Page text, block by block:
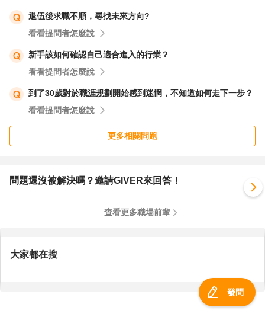
退伍後求職不順，尋找未來方向?
看看提問者怎麼說
新手該如何確認自己適合進入的行業？
看看提問者怎麼說
到了30歲對於職涯規劃開始感到迷惘，不知道如何走下一步？
看看提問者怎麼說
更多相關問題
問題還沒被解決嗎？邀請GIVER來回答！
查看更多職場前輩
大家都在搜
發問